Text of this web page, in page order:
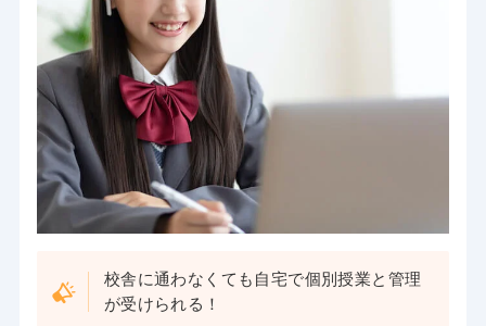
校舎に通わなくても自宅で個別授業と管理
が受けられる！